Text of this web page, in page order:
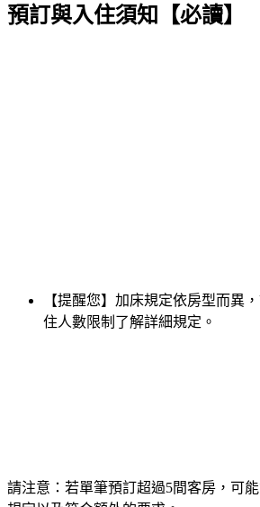
預訂與入住須知【必讀】
【提醒您】加床規定依房型而異
住人數限制了解詳細規定。
請注意：若單筆預訂超過5間客房，可